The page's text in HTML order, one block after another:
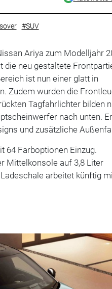
#SUV
Ariya zum Modelljahr
neu gestaltete
ist nun einer glatt in
Zudem wurden die
Tagfahrlichter bilden
nach unten.
und zusätzliche
64 Farboptionen Einzug.
Mittelkonsole auf 3,8 Liter
arbeitet künftig